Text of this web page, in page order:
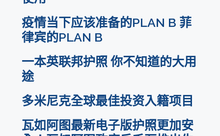
疫情当下应该准备的PLAN B 菲
律宾的PLAN B
一本英联邦护照 你不知道的大用
途
多米尼克全球最佳投资入籍项目
瓦如阿图最新电子版护照更加安